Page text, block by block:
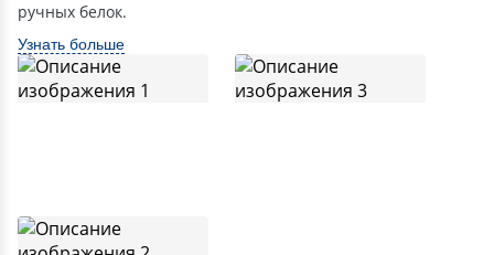
ручных белок.
Узнать больше